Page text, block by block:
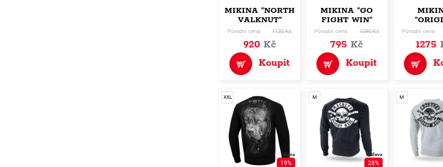
MIKINA "NORTH
VALKNUT"
Původní cena: 1130 Kč
920 Kč
Koupit
MIKINA "GO
FIGHT WIN"
Původní cena: 1090 Kč
795 Kč
Koupit
Původní cena:
1275
XXL
Sleva
19%
M
Sleva
28%
M